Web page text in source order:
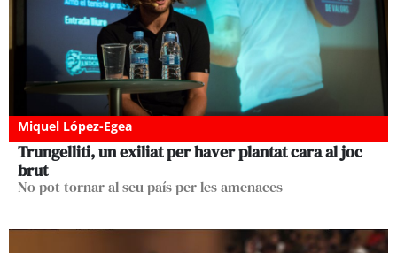
Miquel López-Egea
Trungelliti, un exiliat per haver plantat cara al joc
brut
No pot tornar al seu país per les amenaces